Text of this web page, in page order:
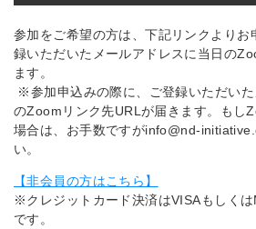
参加をご希望の方は、下記リンクよりお
録いただいたメールアドレスに当日の
ます。
※参加申込みの際に、ご登録いただい
のZoomリンク先URLが届きます。もし
場合は、お手数ですがinfo@nd-
い。
【非会員の方はこちら】
※クレジットカード決済はVISAもしく
です。